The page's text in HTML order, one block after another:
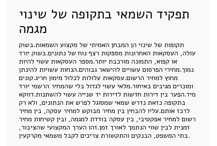
תפקיד השמאי בתקופה של שינוי
מגמה
תקופות של שינוי הן המבחן האמיתי של מקצוע השמאות.בשוק
עולה, העסקאות האחרונות מספקות רצף נוח של נתונים.בשוק יורד
או קפוא, התמונה מורכבת יותר.מספר העסקאות עשוי להיות
נמוך.מחירי הפרסום עשויים להישאר גבוהים.הנחות עשויות להינתן
מחוץ למחיר הרשום.עסקאות עלולות לכלול מימון חריג.קונים
ומוכרים מגיבים באיחור.מלאי עשוי לגדול בלי שהמחיר הרשמי יורד
מיד.הפער בין דירות חדשות לדירות יד שנייה עשוי להשתנות.דווקא
בתקופה כזאת נדרש שמאי שמסוגל לפרש את הנתונים, ולא רק
לרכז אותם.עליו להבחין בין מחיר מבוקש למחיר עסקה, בין מחיר
רשום למחיר אפקטיבי, בין עסקה בודדת למגמה, ובין קשיחות מחיר
זמנית לבין שווי הנתמך לאורך זמן.זהו הערך המקצועי שהציבור,
בתי המשפט, הבנקים והתקשורת צריכים לקבל משמאי מקרקעין.